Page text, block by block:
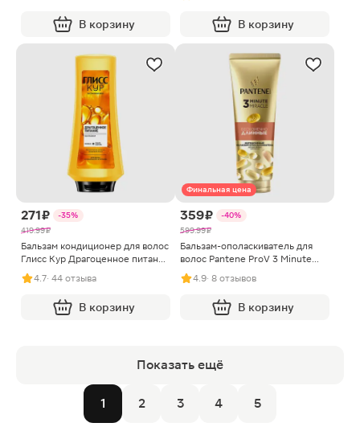
В корзину В корзину
271 ₽
-35%
419.99 ₽
Бальзам кондиционер для волос
Глисс Кур Драгоценное питание
женский 360мл
4.7· 44 отзыва
В корзину
Финальная цена
359 ₽
-40%
599.99 ₽
Бальзам-ополаскиватель для
волос Pantene ProV 3 Minute
Miracle Бесконечно длинные
220мл
4.9· 8 отзывов
В корзину
Показать ещё
1 2 3 4 5